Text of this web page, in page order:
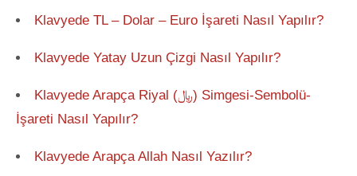
Klavyede TL – Dolar – Euro İşareti Nasıl Yapılır?
Klavyede Yatay Uzun Çizgi Nasıl Yapılır?
Klavyede Arapça Riyal (﷼) Simgesi-Sembolü-
İşareti Nasıl Yapılır?
Klavyede Arapça Allah Nasıl Yazılır?